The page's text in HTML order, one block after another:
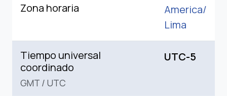
Zona horaria
America/
Lima
Tiempo universal
coordinado
GMT / UTC
UTC-5